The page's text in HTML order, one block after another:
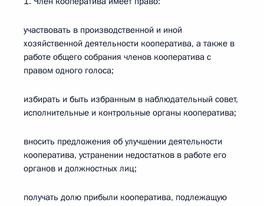
участвовать в производственной и иной
хозяйственной деятельности кооператива, а также в
работе общего собрания членов кооператива с
правом одного голоса;
избирать и быть избранным в наблюдательный совет,
исполнительные и контрольные органы кооператива;
вносить предложения об улучшении деятельности
кооператива, устранении недостатков в работе его
органов и должностных лиц;
получать долю прибыли кооператива, подлежащую